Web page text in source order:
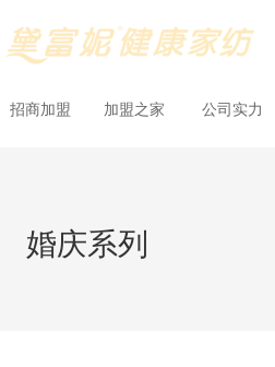
招商加盟 加盟之家 公司实力
婚庆系列